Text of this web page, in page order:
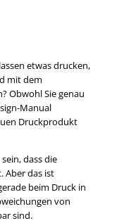
etwas drucken,
mit dem
Obwohl Sie genau
Manual
Druckprodukt
dass die
Aber das ist
beim Druck in
von
sind.